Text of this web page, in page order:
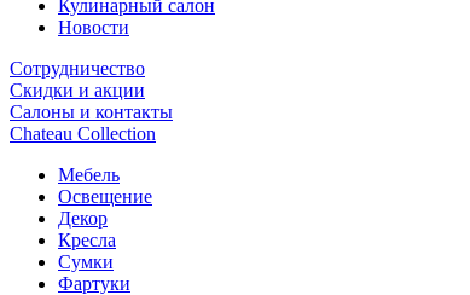
Кулинарный салон
Новости
Сотрудничество
Скидки и акции
Салоны и контакты
Chateau Collection
Мебель
Освещение
Декор
Кресла
Сумки
Фартуки